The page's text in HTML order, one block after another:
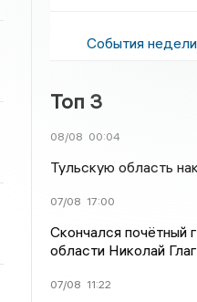
События недели
Топ 3
08/08 00:04
Тульскую область
07/08 17:00
Скончался почётный
области Николай
07/08 11:22